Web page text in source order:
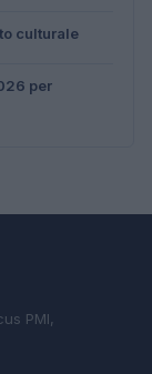
culturale
per
PMI,